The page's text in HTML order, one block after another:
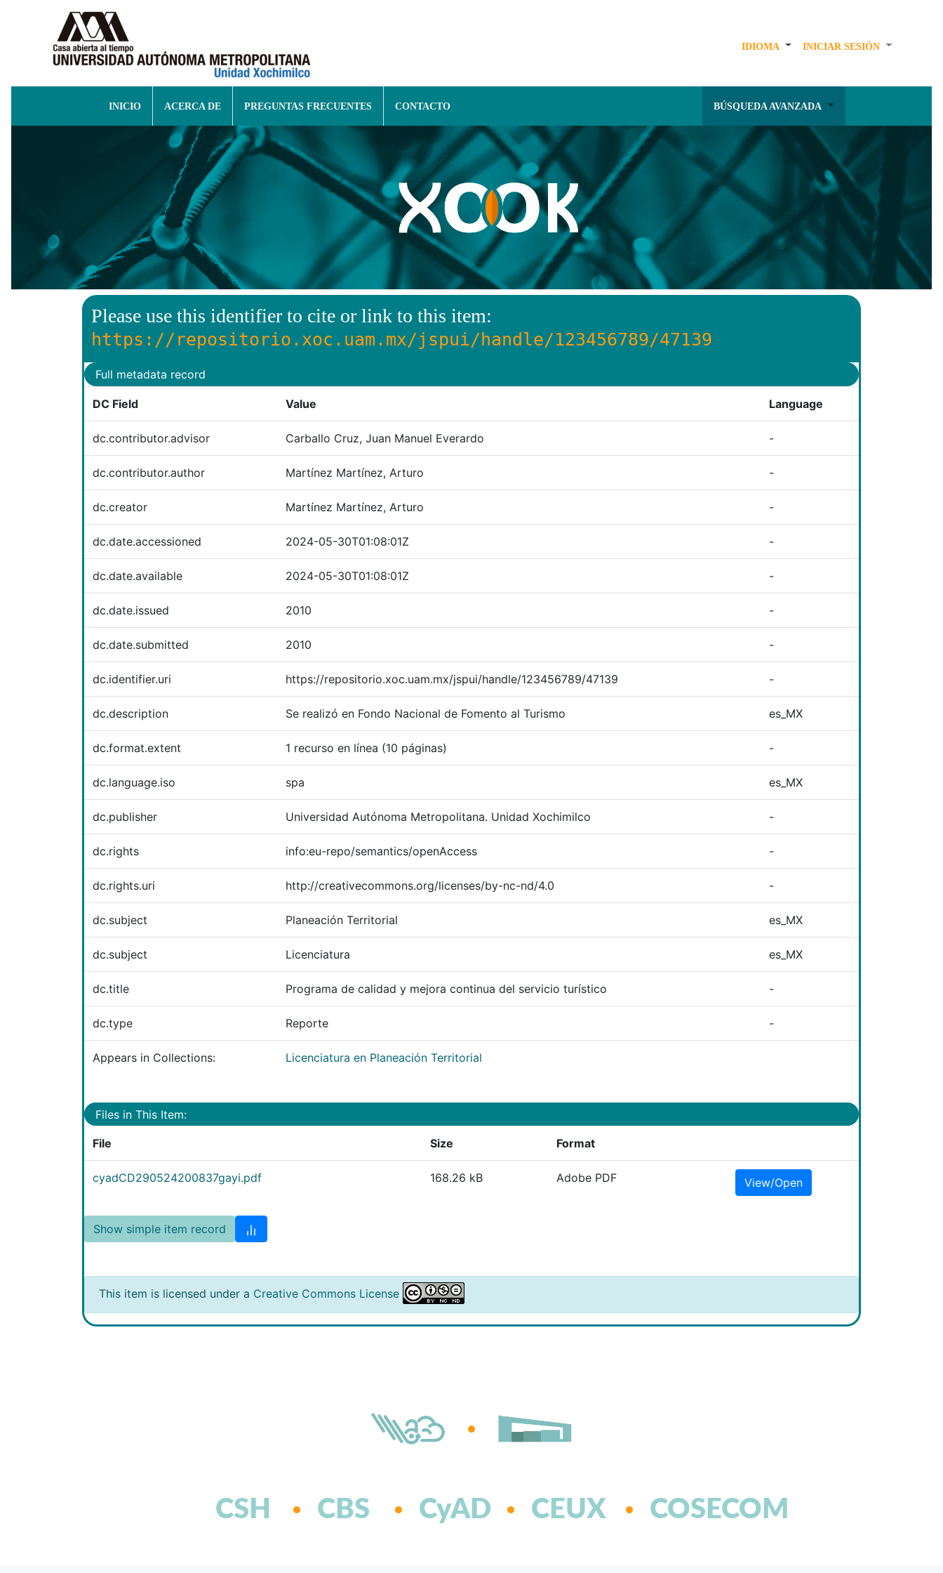
IDIOMA INICIAR SESIÓN
INICIO ACERCA DE PREGUNTAS FRECUENTES CONTACTO BÚSQUEDA AVANZADA
Please use this identifier to cite or link to this item:
https://repositorio.xoc.uam.mx/jspui/handle/123456789/47139
Full metadata record
DC Field Value Language
dc.contributor.advisor Carballo Cruz, Juan Manuel Everardo -
dc.contributor.author Martínez Martínez, Arturo -
dc.creator Martínez Martínez, Arturo -
dc.date.accessioned 2024-05-30T01:08:01Z -
dc.date.available 2024-05-30T01:08:01Z -
dc.date.issued 2010 -
dc.date.submitted 2010 -
dc.identifier.uri https://repositorio.xoc.uam.mx/jspui/handle/123456789/47139 -
dc.description Se realizó en Fondo Nacional de Fomento al Turismo es_MX
dc.format.extent 1 recurso en línea (10 páginas) -
dc.language.iso spa es_MX
dc.publisher Universidad Autónoma Metropolitana. Unidad Xochimilco -
dc.rights info:eu-repo/semantics/openAccess -
dc.rights.uri http://creativecommons.org/licenses/by-nc-nd/4.0 -
dc.subject Planeación Territorial es_MX
dc.subject Licenciatura es_MX
dc.title Programa de calidad y mejora continua del servicio turístico -
dc.type Reporte -
Appears in Collections: Licenciatura en Planeación Territorial
Files in This Item:
File Size Format
cyadCD290524200837gayi.pdf 168.26 kB Adobe PDF View/Open
Show simple item record
This item is licensed under a Creative Commons License
CSH CBS CyAD CEUX COSECOM